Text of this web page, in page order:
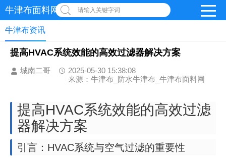
牛津布面料网 请输入关键字词
牛津布资讯
提高HVAC系统效能的高效过滤器解决方案
城南二哥
2025-05-30 15:38:08
来源：牛津布_防水牛津布_牛津布面料网
提高HVAC系统效能的高效过滤
器解决方案
引言：HVAC系统与空气过滤的重要性